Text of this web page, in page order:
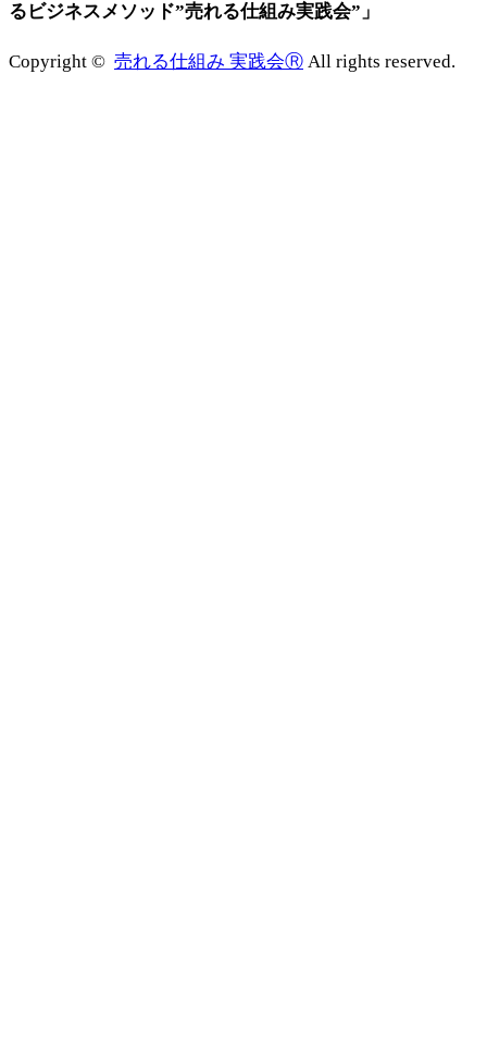
るビジネスメソッド”売れる仕組み実践会”」
Copyright © 売れる仕組み 実践会Ⓡ All rights reserved.